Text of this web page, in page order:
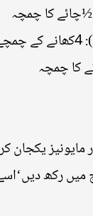
کا چمچہ
کا چمچہ
مایونیز یکجان
میں رکھ